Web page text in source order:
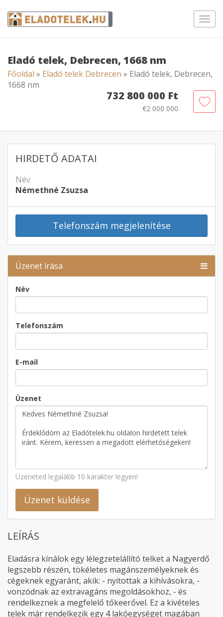
Eladó telek, Debrecen, 1668 nm
Főoldal » Eladó telek Debrecen » Eladó telek, Debrecen,
1668 nm
732 800 000 Ft
€2 000 000
HIRDETŐ ADATAI
Név:
Némethné Zsuzsa
Telefonszám megjelenítése
Üzenet írása
Név
Telefonszám
E-mail
Üzenet
Üzeneted legalább 10 karakter legyen!
Üzenet küldése
LEÍRÁS
Eladásra kínálok egy lélegzetelállító telket a Nagyerdő
legszebb részén, tökéletes magánszemélyeknek és
cégeknek egyaránt, akik: - nyitottak a kihívásokra, -
vonzódnak az extravagáns megoldásokhoz, - és
rendelkeznek a megfelelő tőkeerővel. Ez a kivételes
telek már rendelkezik egy 4 lakóegységet magában